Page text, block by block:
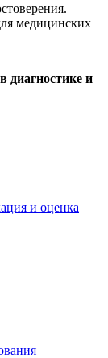
медицинских
диагностике и
и оценка